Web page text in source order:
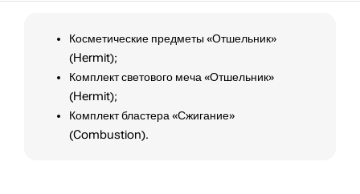
Косметические предметы «Отшельник»
(Hermit);
Комплект светового меча «Отшельник»
(Hermit);
Комплект бластера «Сжигание»
(Combustion).